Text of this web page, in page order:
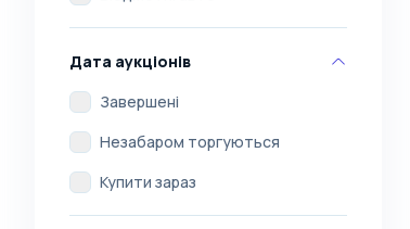
Дата аукціонів
Завершені
Незабаром торгуються
Купити зараз